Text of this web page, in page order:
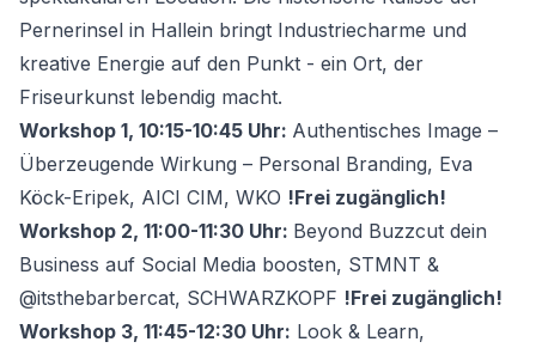
Pernerinsel in Hallein bringt Industriecharme und
kreative Energie auf den Punkt - ein Ort, der
Friseurkunst lebendig macht.
Workshop 1, 10:15-10:45 Uhr: Authentisches Image –
Überzeugende Wirkung – Personal Branding, Eva
Köck-Eripek, AICI CIM, WKO !Frei zugänglich!
Workshop 2, 11:00-11:30 Uhr: Beyond Buzzcut dein
Business auf Social Media boosten, STMNT &
@itsthebarbercat, SCHWARZKOPF !Frei zugänglich!
Workshop 3, 11:45-12:30 Uhr: Look & Learn,